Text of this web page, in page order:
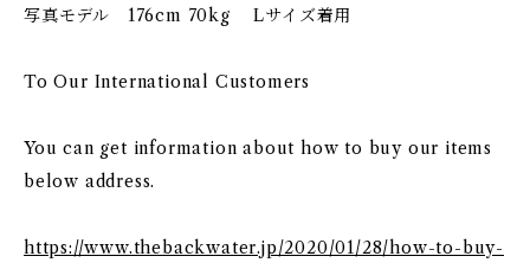
写真モデル 176cm 70kg Lサイズ着用
To Our International Customers
You can get information about how to buy our items
below address.
https://www.thebackwater.jp/2020/01/28/how-to-buy-